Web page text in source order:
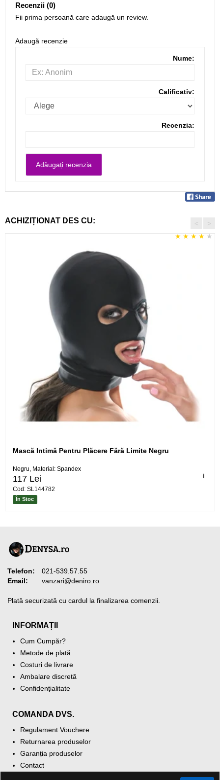
Recenzii (0)
Fii prima persoană care adaugă un review.
Adaugă recenzie
Nume:
Calificativ:
Recenzia:
ACHIZIȚIONAT DES CU:
ℹ️
Mască Intimă Pentru Plăcere Fără Limite Negru
Negru, Material: Spandex
117 Lei
Cod: SL144782
În Stoc
< >
Telefon:
021-539.57.55
Email:
vanzari@deniro.ro
Plată securizată cu cardul la finalizarea comenzii.
INFORMAȚII
Cum Cumpăr?
Metode de plată
Costuri de livrare
Ambalare discretă
Confidențialitate
COMANDA DVS.
Regulament Vouchere
Returnarea produselor
Garanția produselor
Contact